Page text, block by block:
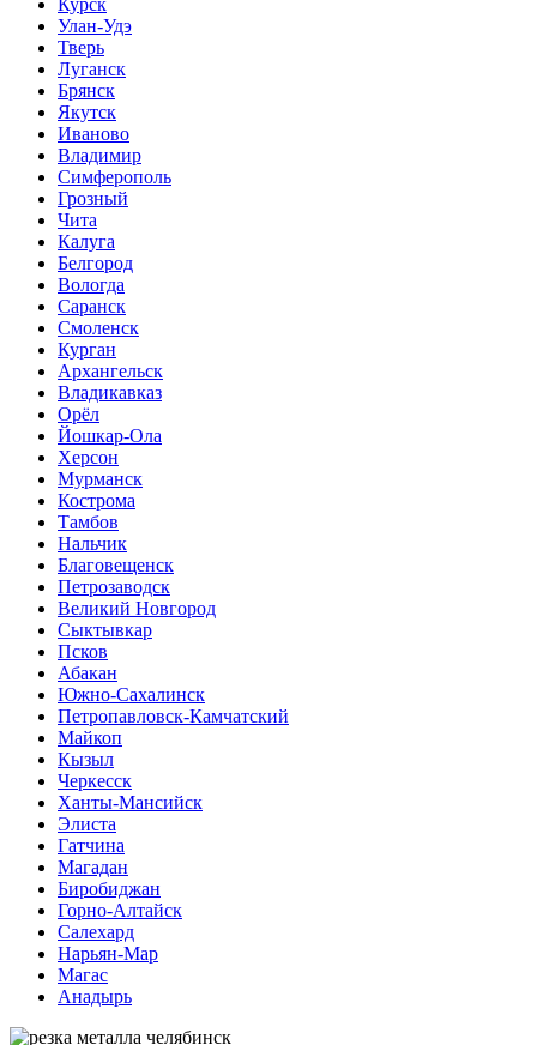
Курск
Улан-Удэ
Тверь
Луганск
Брянск
Якутск
Иваново
Владимир
Симферополь
Грозный
Чита
Калуга
Белгород
Вологда
Саранск
Смоленск
Курган
Архангельск
Владикавказ
Орёл
Йошкар-Ола
Херсон
Мурманск
Кострома
Тамбов
Нальчик
Благовещенск
Петрозаводск
Великий Новгород
Сыктывкар
Псков
Абакан
Южно-Сахалинск
Петропавловск-Камчатский
Майкоп
Кызыл
Черкесск
Ханты-Мансийск
Элиста
Гатчина
Магадан
Биробиджан
Горно-Алтайск
Салехард
Нарьян-Мар
Магас
Анадырь